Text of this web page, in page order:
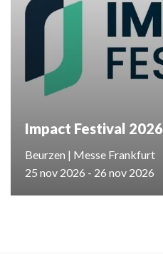
Impact Festival 2026
Beurzen | Messe Frankfurt
25 nov 2026 - 26 nov 2026